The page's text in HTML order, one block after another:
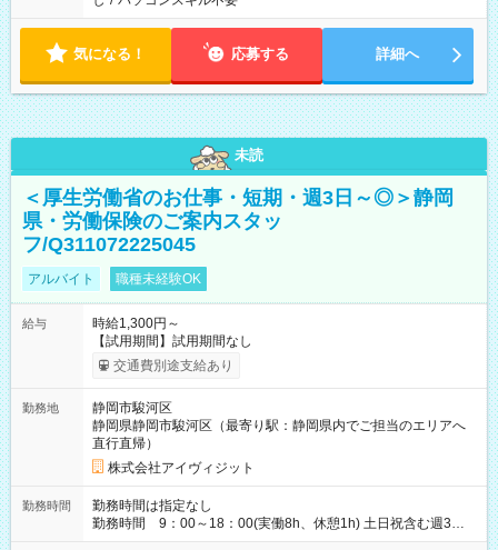
気になる！ 応募する 詳細へ
未読
＜厚生労働省のお仕事・短期・週3日～◎＞静岡
県・労働保険のご案内スタッ
フ/Q311072225045
アルバイト 職種未経験OK
給与
時給1,300円～
【試用期間】試用期間なし
交通費別途支給あり
勤務地
静岡市駿河区
静岡県静岡市駿河区（最寄り駅：静岡県内でご担当のエリアへ
直行直帰）
株式会社アイヴィジット
勤務時間
勤務時間は指定なし
勤務時間 9：00～18：00(実働8h、休憩1h) 土日祝含む週3日
～OK、シフト制 ※もちろん週5日勤務もOK♪ 勤務期間：2026